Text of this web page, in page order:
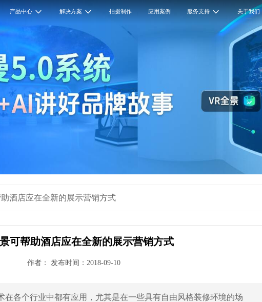
产品中心 解决方案 拍摄制作 应用案例 服务支持 关于我们
酒店应在全新的展示营销方式
可帮助酒店应在全新的展示营销方式
作者： 发布时间：2018-09-10
在各个行业中都有应用，尤其是在一些具有自由风格装修环境的场